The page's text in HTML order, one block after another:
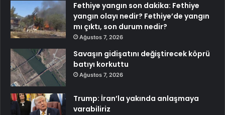
Fethiye yangın son dakika: Fethiye
yangın olayı nedir? Fethiye’de yangın
mı çıktı, son durum nedir?
Ağustos 7, 2026
Savaşın gidişatını değiştirecek köprü
batıyı korkuttu
Ağustos 7, 2026
Trump: İran’la yakında anlaşmaya
varabiliriz